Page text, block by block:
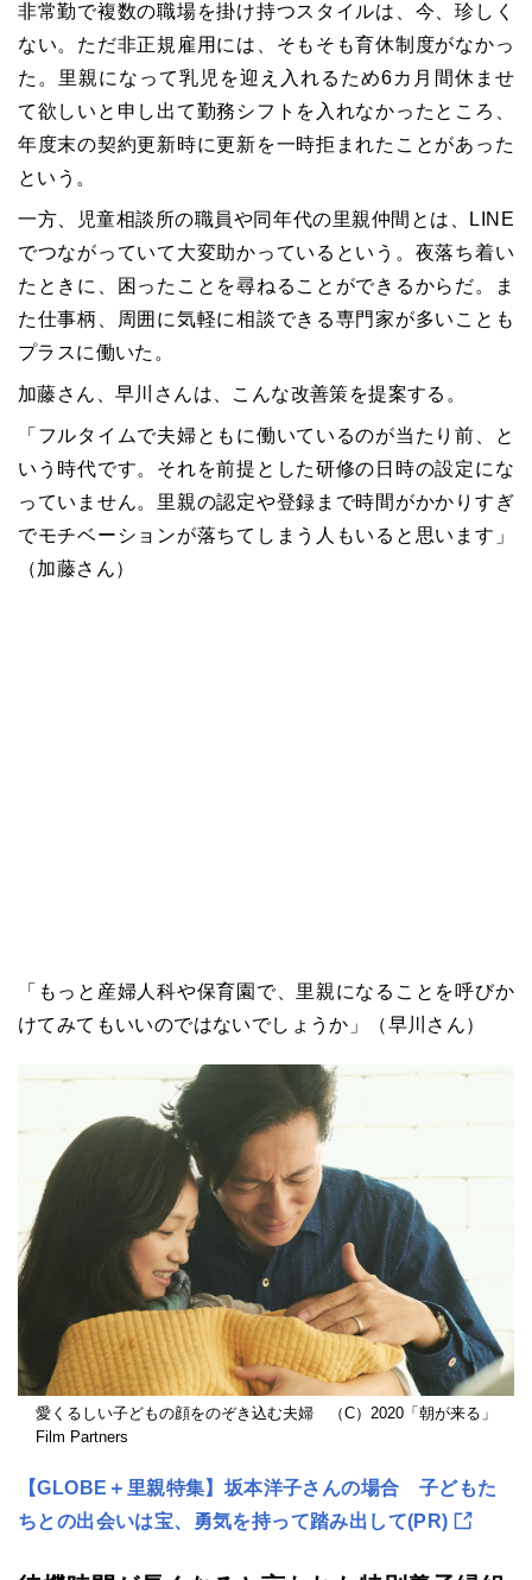
非常勤で複数の職場を掛け持つスタイルは、今、珍しく
ない。ただ非正規雇用には、そもそも育休制度がなかっ
た。里親になって乳児を迎え入れるため6カ月間休ませ
て欲しいと申し出て勤務シフトを入れなかったところ、
年度末の契約更新時に更新を一時拒まれたことがあった
という。
一方、児童相談所の職員や同年代の里親仲間とは、LINE
でつながっていて大変助かっているという。夜落ち着い
たときに、困ったことを尋ねることができるからだ。ま
た仕事柄、周囲に気軽に相談できる専門家が多いことも
プラスに働いた。
加藤さん、早川さんは、こんな改善策を提案する。
「フルタイムで夫婦ともに働いているのが当たり前、と
いう時代です。それを前提とした研修の日時の設定にな
っていません。里親の認定や登録まで時間がかかりすぎ
でモチベーションが落ちてしまう人もいると思います」
（加藤さん）
「もっと産婦人科や保育園で、里親になることを呼びか
けてみてもいいのではないでしょうか」（早川さん）
愛くるしい子どもの顔をのぞき込む夫婦 （C）2020「朝が来る」
Film Partners
【GLOBE＋里親特集】坂本洋子さんの場合 子どもた
ちとの出会いは宝、勇気を持って踏み出して(PR)